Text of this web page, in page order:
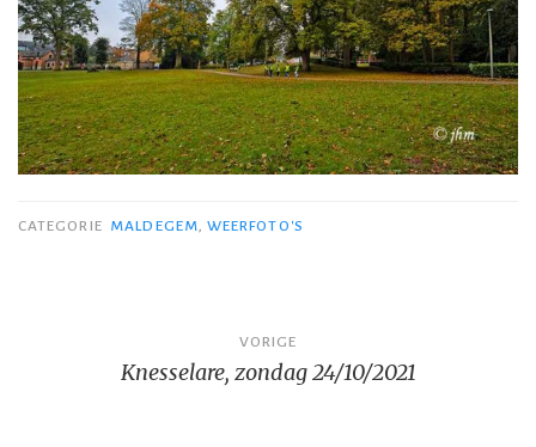
CATEGORIE MALDEGEM, WEERFOTO'S
navigatie
VORIGE
Knesselare, zondag 24/10/2021